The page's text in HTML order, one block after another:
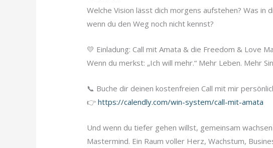
Welche Vision lässt dich morgens aufstehen? Was in
wenn du den Weg noch nicht kennst?
💛 Einladung: Call mit Amata & die Freedom & Love
Wenn du merkst: „Ich will mehr.“ Mehr Leben. Mehr
📞 Buche dir deinen kostenfreien Call mit mir
👉https://calendly.com/win-system/call-mit-amata
Und wenn du tiefer gehen willst, gemeinsam
Mastermind. Ein Raum voller Herz, Wachstum,